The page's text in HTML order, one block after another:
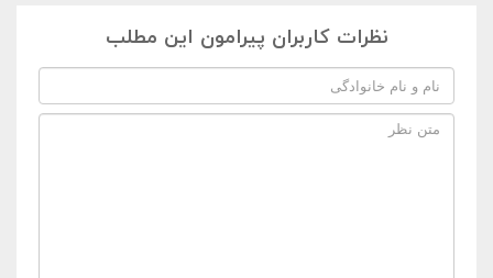
نظرات کاربران پیرامون این مطلب